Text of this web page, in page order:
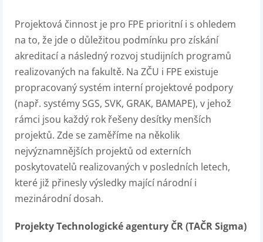
Projektová činnost je pro FPE prioritní i s ohledem
na to, že jde o důležitou podmínku pro získání
akreditací a následný rozvoj studijních programů
realizovaných na fakultě. Na ZČU i FPE existuje
propracovaný systém interní projektové podpory
(např. systémy SGS, SVK, GRAK, BAMAPE), v jehož
rámci jsou každý rok řešeny desítky menších
projektů. Zde se zaměříme na několik
nejvýznamnějších projektů od externích
poskytovatelů realizovaných v posledních letech,
které již přinesly výsledky mající národní i
mezinárodní dosah.
Projekty Technologické agentury ČR (TAČR Sigma)